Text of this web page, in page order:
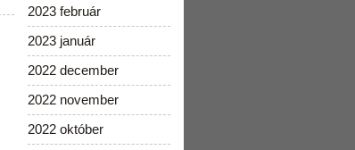
2023 február
2023 január
2022 december
2022 november
2022 október